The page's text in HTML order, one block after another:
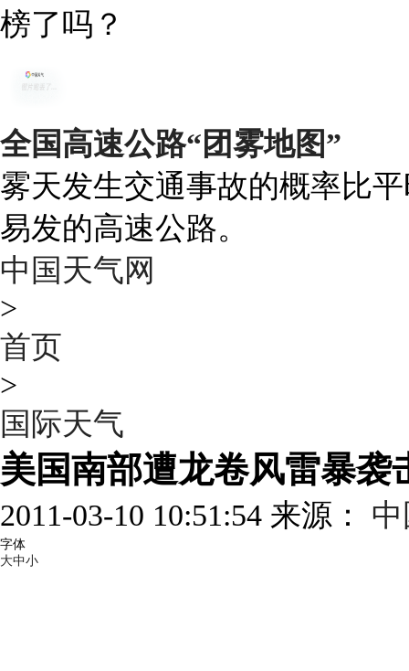
榜了吗？
全国高速公路“团雾地图”
雾天发生交通事故的概率比
易发的高速公路。
中国天气网
>
首页
>
国际天气
美国南部遭龙卷风雷暴袭
2011-03-10 10:51:54 来源：
字体
大中小